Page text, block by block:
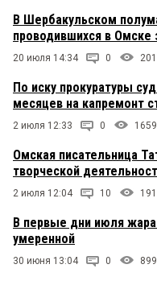
В Шербакульском
проводившихся в Омске
20 июля 14:34 0
По иску прокуратуры
месяцев на капремонт
2 июля 12:33 0 1659
Омская писательница
творческой
2 июля 12:04 10
В первые дни июля
умеренной
30 июня 13:04 0 899